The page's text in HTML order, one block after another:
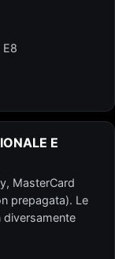
E8
E
MasterCard
prepagata). Le